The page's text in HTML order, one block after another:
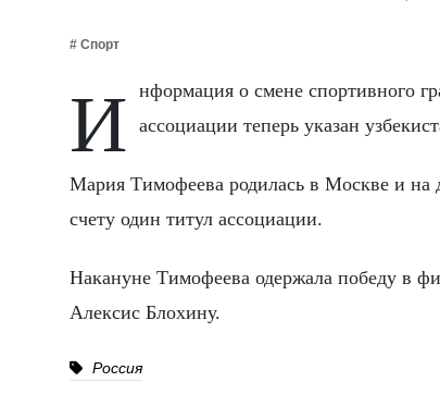
# Спорт
Информация о смене спортивного гражданства появилась в понедельник: в профиле спортсменки на сайте ассоциации теперь указан
Мария Тимофеева родилась в Москве и на
счету один титул ассоциации.
Накануне Тимофеева одержала победу в
Алексис Блохину.
Россия